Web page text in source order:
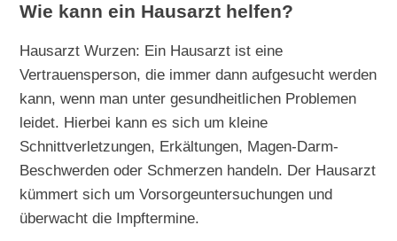
Wie kann ein Hausarzt helfen?
Hausarzt Wurzen: Ein Hausarzt ist eine
Vertrauensperson, die immer dann aufgesucht werden
kann, wenn man unter gesundheitlichen Problemen
leidet. Hierbei kann es sich um kleine
Schnittverletzungen, Erkältungen, Magen-Darm-
Beschwerden oder Schmerzen handeln. Der Hausarzt
kümmert sich um Vorsorgeuntersuchungen und
überwacht die Impftermine.